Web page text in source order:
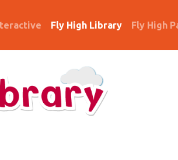
Fly High Library Fly High